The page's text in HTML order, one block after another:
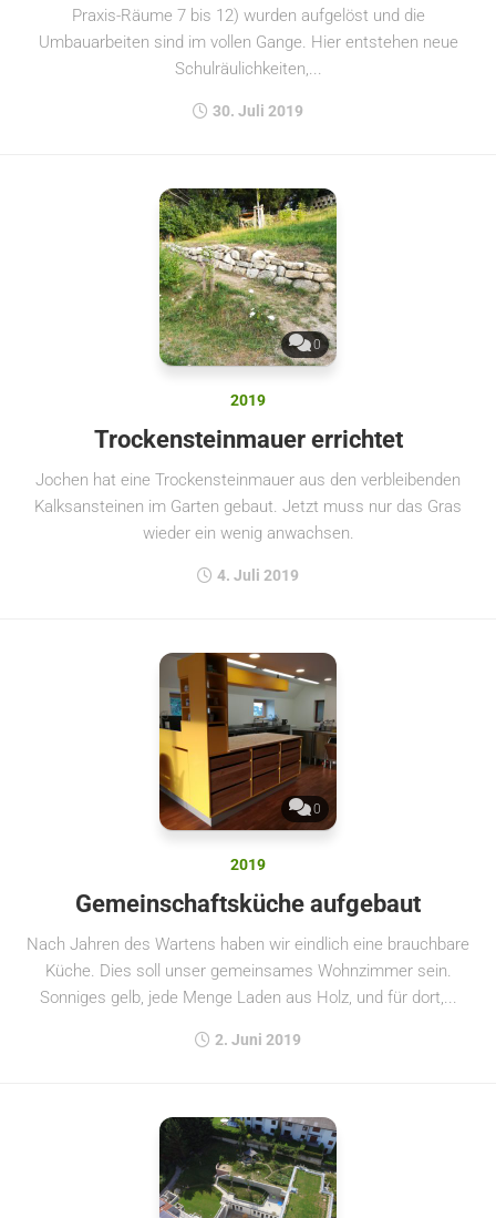
Praxis-Räume 7 bis 12) wurden aufgelöst und die
Umbauarbeiten sind im vollen Gange. Hier entstehen neue
Schulräulichkeiten,...
30. Juli 2019
0
2019
Trockensteinmauer errichtet
Jochen hat eine Trockensteinmauer aus den verbleibenden
Kalksansteinen im Garten gebaut. Jetzt muss nur das Gras
wieder ein wenig anwachsen.
4. Juli 2019
0
2019
Gemeinschaftsküche aufgebaut
Nach Jahren des Wartens haben wir eindlich eine brauchbare
Küche. Dies soll unser gemeinsames Wohnzimmer sein.
Sonniges gelb, jede Menge Laden aus Holz, und für dort,...
2. Juni 2019